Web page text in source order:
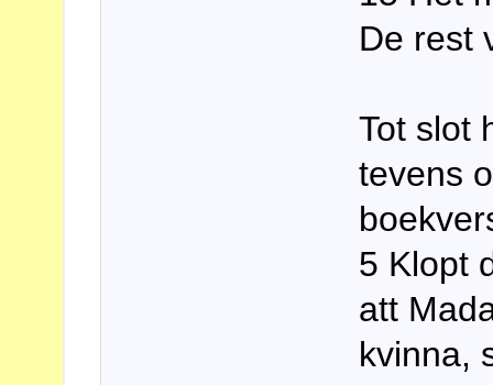
De rest
Tot slot
tevens
5 Klopt
att
kvinna,